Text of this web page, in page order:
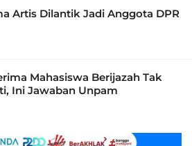
Artis Dilantik Jadi Anggota DPR
Mahasiswa Berijazah Tak
Ini Jawaban Unpam